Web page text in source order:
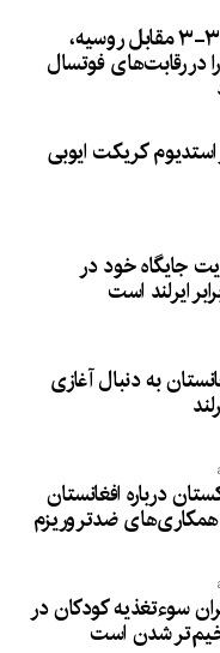
افغانستان با تساوی ۳-۳ مقابل روسیه،
در رقابت‌های فوتسال
کریکت ایوبی
جایگاه خود در
ایرلند است
به دنبال آغازی
درباره افغانستان
ضدتروریزم
سوءتغذیه کودکان در
شدن است